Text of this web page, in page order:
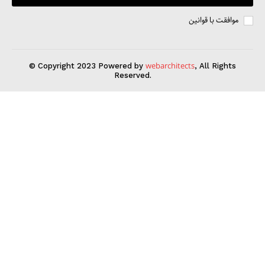
موافقت با قوانین
© Copyright 2023 Powered by webarchitects, All Rights
Reserved.